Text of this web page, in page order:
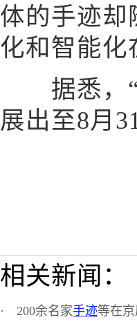
体的手迹却
化和智能化
据悉，“
展出至8月
相关新闻：
· 200余名家手迹等在